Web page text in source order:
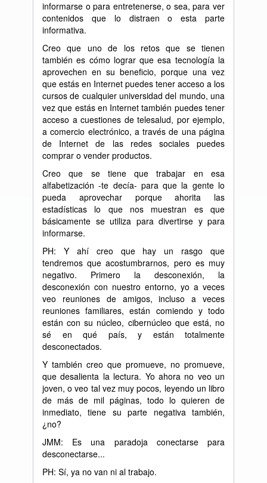
informarse o para entretenerse, o sea, para ver
contenidos que lo distraen o esta parte
informativa.
Creo que uno de los retos que se tienen
también es cómo lograr que esa tecnología la
aprovechen en su beneficio, porque una vez
que estás en Internet puedes tener acceso a los
cursos de cualquier universidad del mundo, una
vez que estás en Internet también puedes tener
acceso a cuestiones de telesalud, por ejemplo,
a comercio electrónico, a través de una página
de Internet de las redes sociales puedes
comprar o vender productos.
Creo que se tiene que trabajar en esa
alfabetización -te decía- para que la gente lo
pueda aprovechar porque ahorita las
estadísticas lo que nos muestran es que
básicamente se utiliza para divertirse y para
informarse.
PH: Y ahí creo que hay un rasgo que
tendremos que acostumbrarnos, pero es muy
negativo. Primero la desconexión, la
desconexión con nuestro entorno, yo a veces
veo reuniones de amigos, incluso a veces
reuniones familiares, están comiendo y todo
están con su núcleo, cibernúcleo que está, no
sé en qué país, y están totalmente
desconectados.
Y también creo que promueve, no promueve,
que desalienta la lectura. Yo ahora no veo un
joven, o veo tal vez muy pocos, leyendo un libro
de más de mil páginas, todo lo quieren de
inmediato, tiene su parte negativa también,
¿no?
JMM: Es una paradoja conectarse para
desconectarse...
PH: Sí, ya no van ni al trabajo.